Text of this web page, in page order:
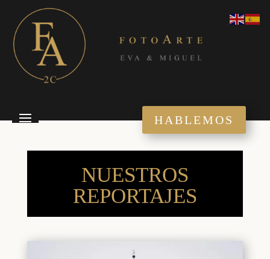
HABLEMOS
NUESTROS
REPORTAJES